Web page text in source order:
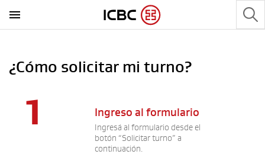
¿Cómo solicitar mi turno?
1 Ingreso al formulario
Ingresá al formulario desde el
botón “Solicitar turno” a
continuación.